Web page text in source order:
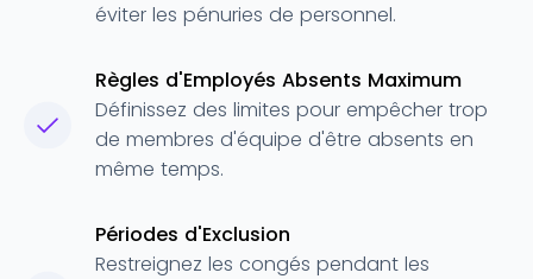
éviter les pénuries de personnel.
Règles d'Employés Absents Maximum
Définissez des limites pour empêcher trop
de membres d'équipe d'être absents en
même temps.
Périodes d'Exclusion
Restreignez les congés pendant les